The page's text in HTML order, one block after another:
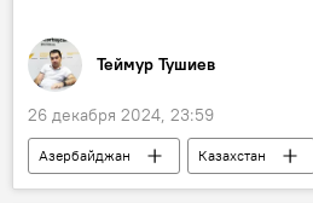
Теймур Тушиев
26 декабря 2024, 23:59
Азербайджан
Казахстан
Происшествия
Авиакатастрофа